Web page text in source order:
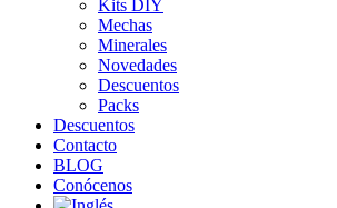
Kits DIY
Mechas
Minerales
Novedades
Descuentos
Packs
Descuentos
Contacto
BLOG
Conócenos